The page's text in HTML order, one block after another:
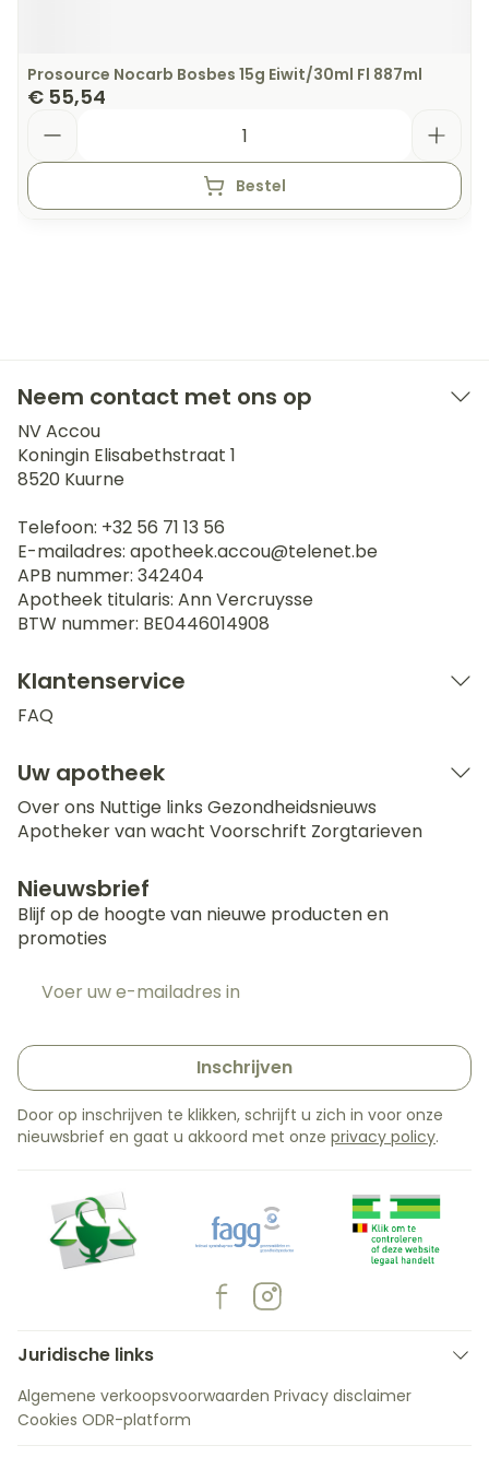
Prosource Nocarb Bosbes 15g Eiwit/30ml Fl 887ml
€ 55,54
Bestel
Neem contact met ons op
NV Accou
Koningin Elisabethstraat 1
8520 Kuurne
Telefoon: +32 56 71 13 56
E-mailadres: apotheek.accou@telenet.be
APB nummer: 342404
Apotheek titularis: Ann Vercruysse
BTW nummer: BE0446014908
Klantenservice
FAQ
Uw apotheek
Over ons Nuttige links Gezondheidsnieuws
Apotheker van wacht Voorschrift Zorgtarieven
Nieuwsbrief
Blijf op de hoogte van nieuwe producten en
promoties
Inschrijven
Door op inschrijven te klikken, schrijft u zich in voor onze
nieuwsbrief en gaat u akkoord met onze privacy policy.
Juridische links
Algemene verkoopsvoorwaarden Privacy disclaimer
Cookies ODR-platform